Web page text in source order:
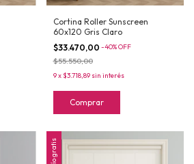
Cortina Roller Sunscreen
60x120 Gris Claro
$33.470,00 -40%OFF
$55.550,00
9x$3.718,89 sin interés
Comprar